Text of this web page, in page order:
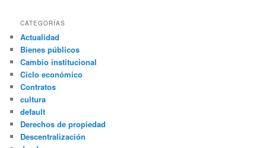
CATEGORÍAS
Actualidad
Bienes públicos
Cambio institucional
Ciclo económico
Contratos
cultura
default
Derechos de propiedad
Descentralización